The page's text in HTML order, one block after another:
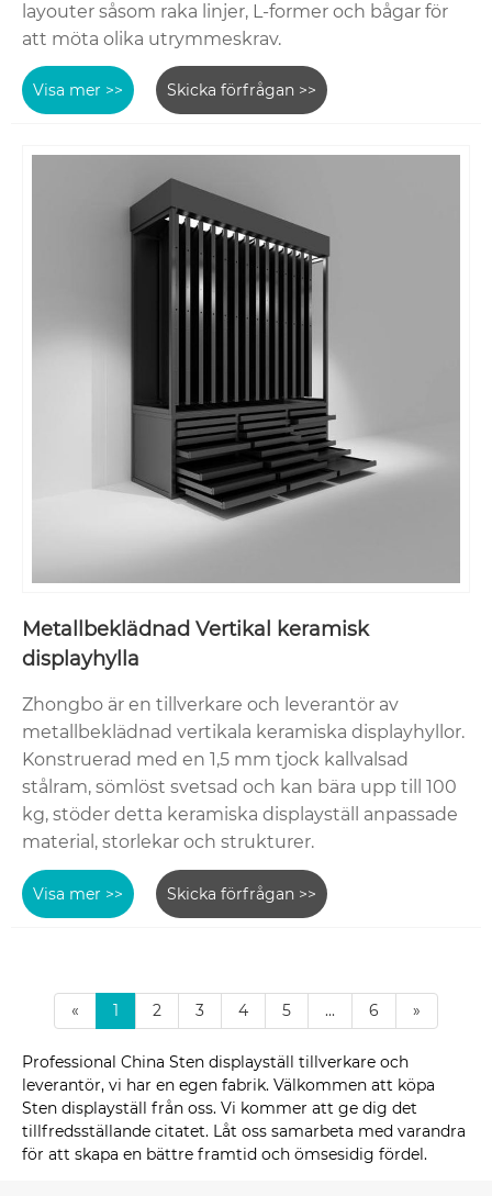
layouter såsom raka linjer, L-former och bågar för
att möta olika utrymmeskrav.
Visa mer >> Skicka förfrågan >>
Metallbeklädnad Vertikal keramisk
displayhylla
Zhongbo är en tillverkare och leverantör av
metallbeklädnad vertikala keramiska displayhyllor.
Konstruerad med en 1,5 mm tjock kallvalsad
stålram, sömlöst svetsad och kan bära upp till 100
kg, stöder detta keramiska displayställ anpassade
material, storlekar och strukturer.
Visa mer >> Skicka förfrågan >>
« 1 2 3 4 5 ... 6 »
Professional China Sten displayställ tillverkare och
leverantör, vi har en egen fabrik. Välkommen att köpa
Sten displayställ från oss. Vi kommer att ge dig det
tillfredsställande citatet. Låt oss samarbeta med varandra
för att skapa en bättre framtid och ömsesidig fördel.